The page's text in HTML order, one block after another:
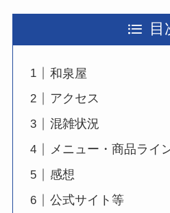
目
和泉屋
アクセス
混雑状況
メニュー・商品ライ
感想
公式サイト等